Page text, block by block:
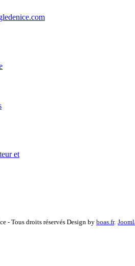
et
- Tous droits réservés Design by boas.fr.